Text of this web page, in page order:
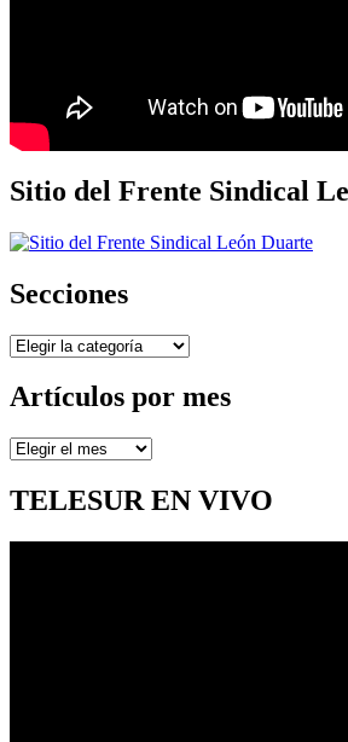
Sitio del Frente Sindical
Secciones
Secciones
Artículos por mes
Artículos
mes
TELESUR EN VIVO